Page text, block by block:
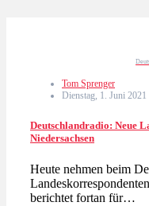
Tom Sprenger
Dienstag, 1. Juni 2021
Deutschlandradio: Neue
Niedersachsen
Heute nehmen beim
berichtet fortan für…